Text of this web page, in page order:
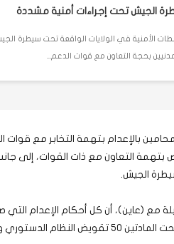
الجيش تحت إجراءات أمنية مشددة
2024 تتخذ السلطات الأمنية في الولايات الواقعة تحت
بحجة التعاون مع قوات الدعم...
بالإعدام بتهمة التخابر مع قوات
شخص بتهمة التعاون مع ذات القوات، إلى
الجيش.
مع (عاين)، أن كل أحكام الإعدام